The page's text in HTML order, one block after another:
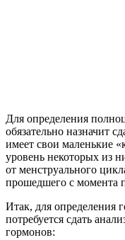
Для определения
обязательно назначит
имеет свои маленькие
уровень некоторых из
от менструального
прошедшего с момента
Итак, для определения
потребуется сдать
гормонов: